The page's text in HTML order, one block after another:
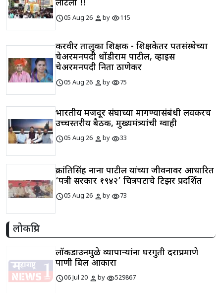
लोटला !!
schedule05 Aug 26 personbyvisibility115
करवीर तालुका शिक्षक - शिक्षकेतर पतसंस्थेच्या
चेअरमनपदी धोंडीराम पाटील, व्हाइस
चेअरमनपदी निता ठाणेकर
schedule05 Aug 26 personbyvisibility75
भारतीय मजदूर संघाच्या मागण्यासंबंधी लवकरच
उच्चस्तरीय बैठक, मुख्यमंत्र्यांची ग्वाही
schedule05 Aug 26 personbyvisibility33
क्रांतिसिंह नाना पाटील यांच्या जीवनावर आधारित
‘पत्री सरकार १९४२’ चित्रपटाचे टिझर प्रदर्शित
schedule05 Aug 26 personbyvisibility73
लोकप्रिय
लॉकडाउनमुळे व्यापाऱ्यांना घरगुती दराप्रमाणे
पाणी बिल आकारा
schedule06 Jul 20 personbyvisibility529867